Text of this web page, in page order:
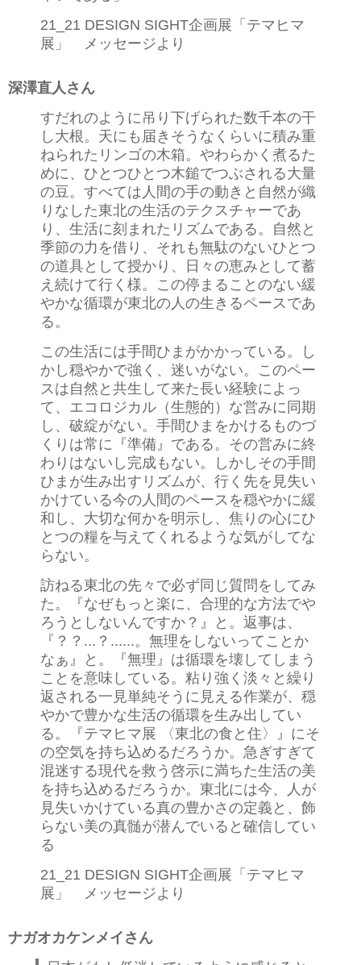
21_21 DESIGN SIGHT企画展「テマヒマ
展」 メッセージより
深澤直人さん
すだれのように吊り下げられた数千本の干
し大根。天にも届きそうなくらいに積み重
ねられたリンゴの木箱。やわらかく煮るた
めに、ひとつひとつ木鎚でつぶされる大量
の豆。すべては人間の手の動きと自然が織
りなした東北の生活のテクスチャーであ
り、生活に刻まれたリズムである。自然と
季節の力を借り、それも無駄のないひとつ
の道具として授かり、日々の恵みとして蓄
え続けて行く様。この停まることのない緩
やかな循環が東北の人の生きるペースであ
る。
この生活には手間ひまがかかっている。し
かし穏やかで強く、迷いがない。このペー
スは自然と共生して来た長い経験によっ
て、エコロジカル（生態的）な営みに同期
し、破綻がない。手間ひまをかけるものづ
くりは常に『準備』である。その営みに終
わりはないし完成もない。しかしその手間
ひまが生み出すリズムが、行く先を見失い
かけている今の人間のペースを穏やかに緩
和し、大切な何かを明示し、焦りの心にひ
とつの糧を与えてくれるような気がしてな
らない。
訪ねる東北の先々で必ず同じ質問をしてみ
た。『なぜもっと楽に、合理的な方法でや
ろうとしないんですか？』と。返事は、
『？？...？......。無理をしないってことか
なぁ』と。『無理』は循環を壊してしまう
ことを意味している。粘り強く淡々と繰り
返される一見単純そうに見える作業が、穏
やかで豊かな生活の循環を生み出してい
る。『テマヒマ展 〈東北の食と住〉』にそ
の空気を持ち込めるだろうか。急ぎすぎて
混迷する現代を救う啓示に満ちた生活の美
を持ち込めるだろうか。東北には今、人が
見失いかけている真の豊かさの定義と、飾
らない美の真髄が潜んでいると確信してい
る
21_21 DESIGN SIGHT企画展「テマヒマ
展」 メッセージより
ナガオカケンメイさん